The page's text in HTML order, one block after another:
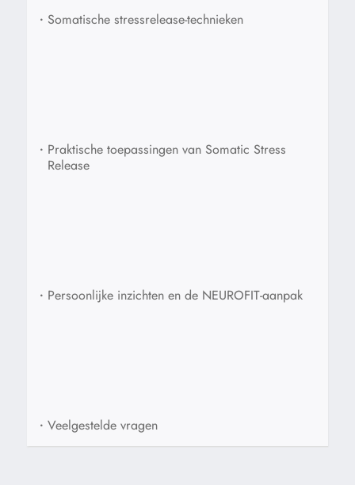
• Somatische stressrelease-technieken
• Praktische toepassingen van Somatic Stress
Release
• Persoonlijke inzichten en de NEUROFIT-aanpak
• Veelgestelde vragen